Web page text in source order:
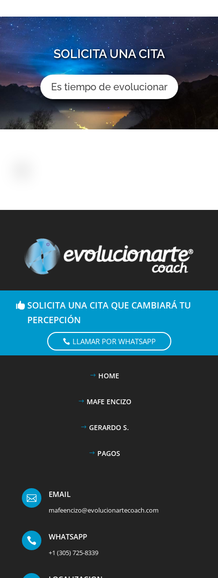
SOLICITA UNA CITA
Es tiempo de evolucionar
SOLICITA UNA CITA QUE CAMBIARÁ TU
PERCEPCIÓN
LLAMAR POR WHATSAPP
HOME
MAFE ENCIZO
GERARDO S.
PAGOS
 EMAIL
mafeencizo@evolucionartecoach.com
 WHATSAPP
+1 (305) 725-8339